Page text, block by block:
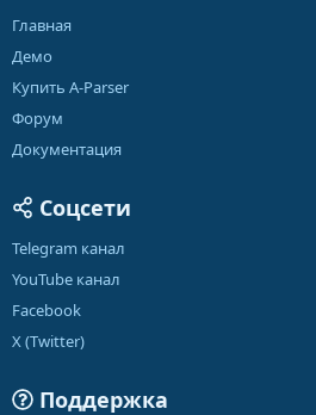
Главная
Демо
Купить A-Parser
Форум
Документация
Соцсети
Telegram канал
YouTube канал
Facebook
X (Twitter)
Поддержка